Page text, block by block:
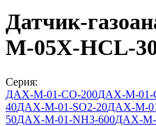
Датчик-
М-05Х-HCL-
Серия:
ДАХ-М-01-СО-200ДАХ-М-01-
40ДАХ-М-01-SO2-20ДАХ-М-
50ДАХ-М-01-NH3-600ДАХ-М-